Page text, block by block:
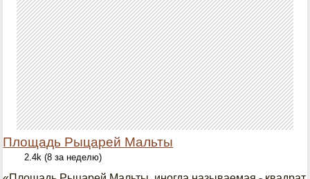
Площадь Рыцарей Мальты
2.4k (8 за неделю)